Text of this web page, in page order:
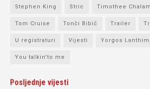
Stephen King Stric Timothee
Tom Cruise Tonči Bibić Trailer
U registraturi Vijesti Yorgos
You talkin'to me
Posljednje vijesti